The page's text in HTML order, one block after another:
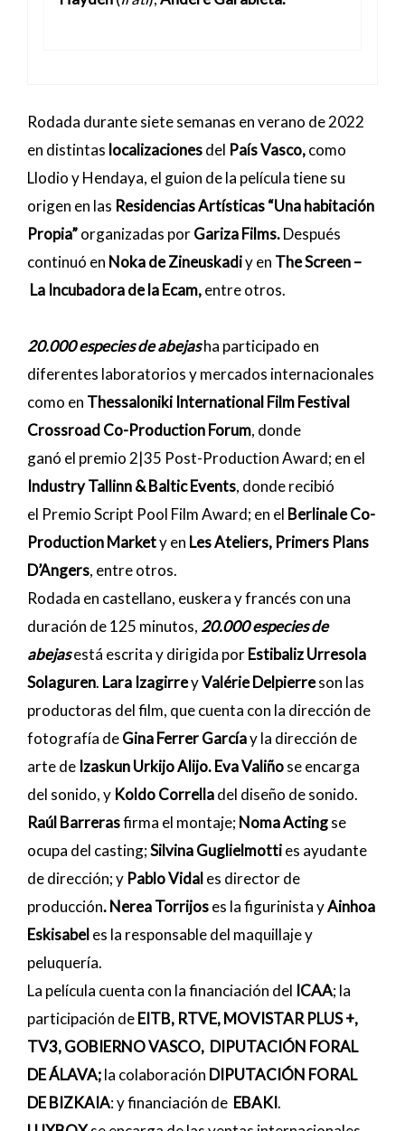
Rodada durante siete semanas en verano de 2022
en distintas localizacionesdel País Vasco,como
Llodio y Hendaya, el guion de la película tiene su
origen en las Residencias Artísticas “Una habitación
Propia”organizadas porGariza Films.Después
continuó en Noka de Zineuskadiy en The Screen –
La Incubadora de la Ecam,entre otros.
20.000 especies de abejasha participado en
diferentes laboratorios y mercados internacionales
como en Thessaloniki International Film Festival
Crossroad Co-Production Forum, donde
ganó el premio 2|35 Post-Production Award; en el
Industry Tallinn & Baltic Events, donde recibió
el Premio Script Pool Film Award; en el Berlinale Co-
Production Markety en Les Ateliers, Primers Plans
D’Angers, entre otros.
Rodada en castellano, euskera y francés con una
duración de 125 minutos, 20.000 especies de
abejasestá escrita y dirigida porEstibaliz Urresola
Solaguren. Lara IzagirreyValérie Delpierreson las
productoras del film, que cuenta con la dirección de
fotografía deGina Ferrer Garcíay la dirección de
arte de Izaskun Urkijo Alijo. Eva Valiñose encarga
del sonido, y Koldo Correlladel diseño de sonido.
Raúl Barrerasfirma el montaje;Noma Actingse
ocupa del casting;Silvina Guglielmotties ayudante
de dirección; y Pablo Vidal es director de
producción. Nerea Torrijoses la figurinista yAinhoa
Eskisabel es la responsable del maquillaje y
peluquería.
La película cuenta con la financiación del ICAA; la
participación deEITB, RTVE, MOVISTAR PLUS +,
TV3, GOBIERNO VASCO, DIPUTACIÓN FORAL
DE ÁLAVA;la colaboración DIPUTACIÓN FORAL
DE BIZKAIA: y financiación de EBAKI.